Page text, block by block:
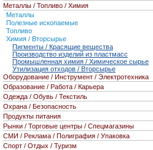
Металлы / Топливо / Химия
Металлы
Полезные ископаемые
Топливо
Химия / Вторсырье
Пигменты / Красящие вещества
Производство изделий из пластмасс
Промышленная химия / Химическое сырье
Утилизация отходов / Вторсырье
Оборудование / Инструмент / Электротехника
Образование / Работа / Карьера
Одежда / Обувь / Текстиль
Охрана / Безопасность
Продукты питания
Рынки / Торговые центры / Спецмагазины
СМИ / Реклама / Полиграфия / Упаковка
Спорт / Отдых / Туризм